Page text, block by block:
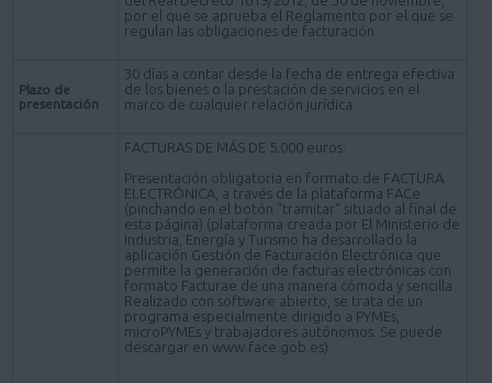
por el que se aprueba el Reglamento por el que se
regulan las obligaciones de facturación.
Plazo de
presentación
30 días a contar desde la fecha de entrega efectiva
de los bienes o la prestación de servicios en el
marco de cualquier relación jurídica.
FACTURAS DE MÁS DE 5.000 euros:
Presentación obligatoria en formato de FACTURA
ELECTRÓNICA, a través de la plataforma FACe
(pinchando en el botón "tramitar" situado al final de
esta página) (plataforma creada por El Ministerio de
Industria, Energía y Turismo ha desarrollado la
aplicación Gestión de Facturación Electrónica que
permite la generación de facturas electrónicas con
formato Facturae de una manera cómoda y sencilla.
Realizado con software abierto, se trata de un
programa especialmente dirigido a PYMEs,
microPYMEs y trabajadores autónomos. Se puede
descargar en www.face.gob.es)